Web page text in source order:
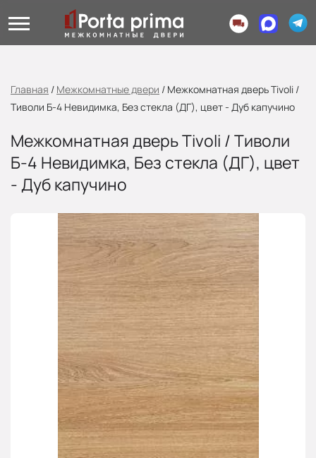
Главная / Межкомнатные двери / Межкомнатная дверь Tivoli /
Тиволи Б-4 Невидимка, Без стекла (ДГ), цвет - Дуб капучино
Межкомнатная дверь Tivoli / Тиволи
Б-4 Невидимка, Без стекла (ДГ), цвет
- Дуб капучино